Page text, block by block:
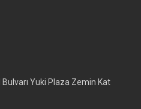
Yuki Plaza Zemin Kat